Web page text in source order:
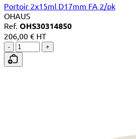
Portoir 2x15ml D17mm FA 2/pk
OHAUS
Ref. OHS30314850
206,00 € HT
- +